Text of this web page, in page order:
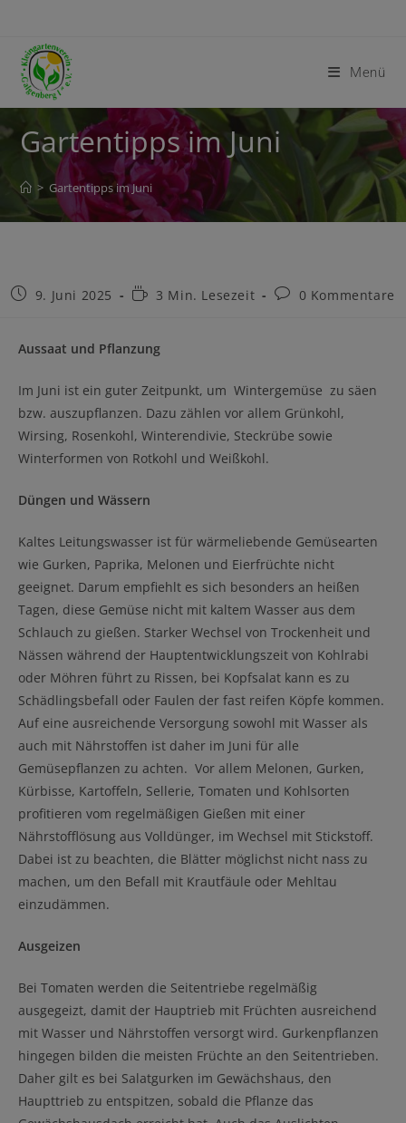
Menü
Gartentipps im Juni
> Gartentipps im Juni
9. Juni 2025 3 Min. Lesezeit 0 Kommentare
Aussaat und Pflanzung
Im Juni ist ein guter Zeitpunkt, um Wintergemüse zu säen
bzw. auszupflanzen. Dazu zählen vor allem Grünkohl,
Wirsing, Rosenkohl, Winterendivie, Steckrübe sowie
Winterformen von Rotkohl und Weißkohl.
Düngen und Wässern
Kaltes Leitungswasser ist für wärmeliebende Gemüsearten
wie Gurken, Paprika, Melonen und Eierfrüchte nicht
geeignet. Darum empfiehlt es sich besonders an heißen
Tagen, diese Gemüse nicht mit kaltem Wasser aus dem
Schlauch zu gießen. Starker Wechsel von Trockenheit und
Nässen während der Hauptentwicklungszeit von Kohlrabi
oder Möhren führt zu Rissen, bei Kopfsalat kann es zu
Schädlingsbefall oder Faulen der fast reifen Köpfe kommen.
Auf eine ausreichende Versorgung sowohl mit Wasser als
auch mit Nährstoffen ist daher im Juni für alle
Gemüsepflanzen zu achten. Vor allem Melonen, Gurken,
Kürbisse, Kartoffeln, Sellerie, Tomaten und Kohlsorten
profitieren vom regelmäßigen Gießen mit einer
Nährstofflösung aus Volldünger, im Wechsel mit Stickstoff.
Dabei ist zu beachten, die Blätter möglichst nicht nass zu
machen, um den Befall mit Krautfäule oder Mehltau
einzudämmen.
Ausgeizen
Bei Tomaten werden die Seitentriebe regelmäßig
ausgegeizt, damit der Hauptrieb mit Früchten ausreichend
mit Wasser und Nährstoffen versorgt wird. Gurkenpflanzen
hingegen bilden die meisten Früchte an den Seitentrieben.
Daher gilt es bei Salatgurken im Gewächshaus, den
Haupttrieb zu entspitzen, sobald die Pflanze das